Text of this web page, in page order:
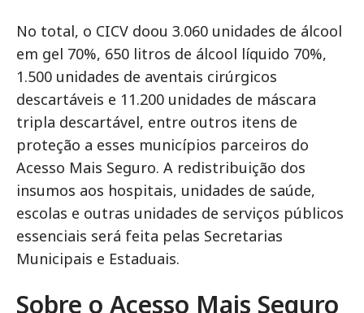
No total, o CICV doou 3.060 unidades de álcool
em gel 70%, 650 litros de álcool líquido 70%,
1.500 unidades de aventais cirúrgicos
descartáveis e 11.200 unidades de máscara
tripla descartável, entre outros itens de
proteção a esses municípios parceiros do
Acesso Mais Seguro. A redistribuição dos
insumos aos hospitais, unidades de saúde,
escolas e outras unidades de serviços públicos
essenciais será feita pelas Secretarias
Municipais e Estaduais.
Sobre o Acesso Mais Seguro